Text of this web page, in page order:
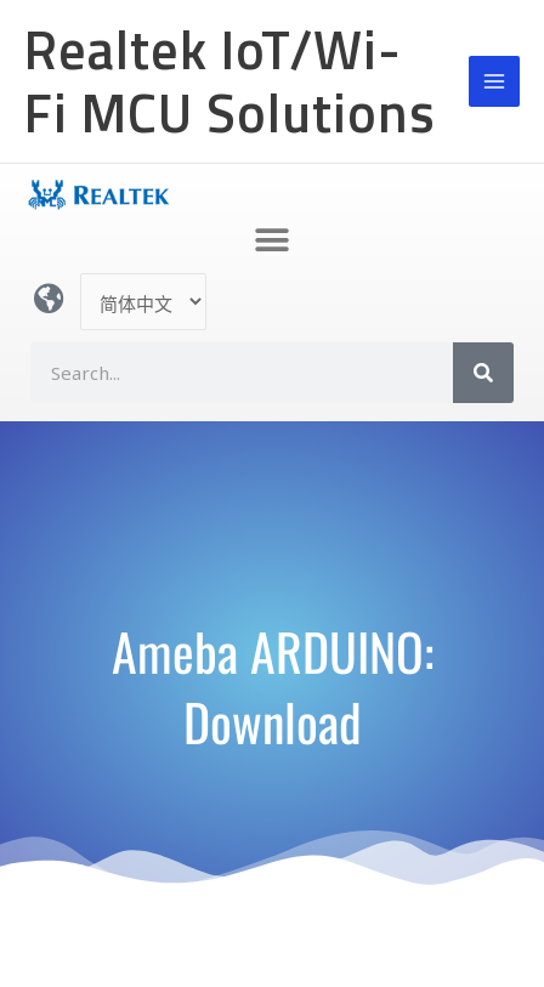
Realtek IoT/Wi-
Fi MCU Solutions
言
a
Ameba ARDUINO:
Download